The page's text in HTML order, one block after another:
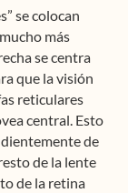
se colocan
más
se centra
que la visión
reticulares
central. Esto
de
de la lente
de la retina